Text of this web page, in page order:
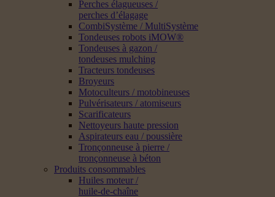
Perches élagueuses /
perches d’élagage
CombiSystème / MultiSystème
Tondeuses robots iMOW®
Tondeuses à gazon /
tondeuses mulching
Tracteurs tondeuses
Broyeurs
Motoculteurs / motobineuses
Pulvérisateurs / atomiseurs
Scarificateurs
Nettoyeurs haute pression
Aspirateurs eau / poussière
Tronçonneuse à pierre /
tronçonneuse à béton
Produits consommables
Huiles moteur /
huile-de-chaîne